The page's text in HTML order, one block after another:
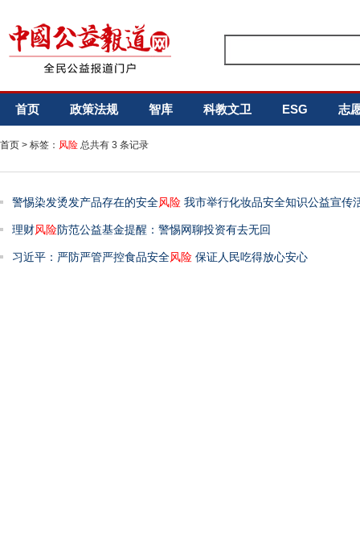
首页 政策法规 智库 科教文卫 ESG 志
首页 > 标签： 风险 总共有 3 条记录
警惕染发烫发产品存在的安全风险 我市举行化妆品安全知识公益宣传
理财风险防范公益基金提醒：警惕网聊投资有去无回
习近平：严防严管严控食品安全风险 保证人民吃得放心安心